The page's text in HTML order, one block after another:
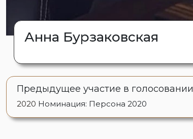
Анна Бурзаковская
Предыдущее участие в голосовании
2020 Номинация: Персона 2020